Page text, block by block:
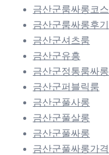
금산군룸싸롱코스
금산군룸싸롱후기
금산군셔츠룸
금산군유흥
금산군정통룸싸롱
금산군퍼블릭룸
금산군풀사롱
금산군풀살롱
금산군풀싸롱
금산군풀싸롱가격